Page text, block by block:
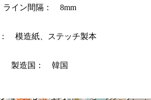
ライン間隔： 8mm
模造紙、ステッチ製本
製造国： 韓国